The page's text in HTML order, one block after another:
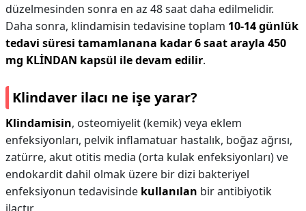
düzelmesinden sonra en az 48 saat daha edilmelidir.
Daha sonra, klindamisin tedavisine toplam 10-14 günlük
tedavi süresi tamamlanana kadar 6 saat arayla 450
mg KLİNDAN kapsül ile devam edilir.
Klindaver ilacı ne işe yarar?
Klindamisin, osteomiyelit (kemik) veya eklem
enfeksiyonları, pelvik inflamatuar hastalık, boğaz ağrısı,
zatürre, akut otitis media (orta kulak enfeksiyonları) ve
endokardit dahil olmak üzere bir dizi bakteriyel
enfeksiyonun tedavisinde kullanılan bir antibiyotik